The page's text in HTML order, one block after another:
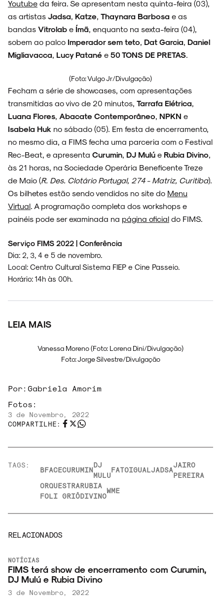
NOIZE RECORD CLUB
SOBRE
Youtube da feira. Se apresentam nesta quinta-feira (03),
as artistas Jadsa Katze Thaynara Barbosa e as
bandas Vitrolab e Ímã , enquanto na sexta-feira (04),
sobem ao palco Imperador sem teto Dat Garcia Daniel
Migliavacca Lucy Patané e 50 TONS DE PRETAS
(Foto: Vulgo Jr/Divulgação)
Fecham a série de showcases, com apresentações
transmitidas ao vivo de 20 minutos, Tarrafa Elétrica
Luana Flores Abacate Contemporâneo NPKN e
Isabela Huk no sábado (05). Em festa de encerramento,
no mesmo dia, a FIMS fecha uma parceria com o Festival
Rec-Beat, e apresenta Curumin DJ Mulú e Rubia Divino
às 21 horas, na Sociedade Operária Beneficente Treze
de Maio (R. Des. Clotário Portugal, 274 - Matriz, Curitiba).
Os bilhetes estão sendo vendidos no site do Menu
Virtual . A programação completa dos workshops e
painéis pode ser examinada na página oficial do FIMS.
Serviço FIMS 2022 | Conferência
Dia: 2, 3, 4 e 5 de novembro.
Local: Centro Cultural Sistema FIEP e Cine Passeio.
Horário: 14h às 00h.
LEIA MAIS
Vanessa Moreno (Foto: Lorena Dini/Divulgação)
Foto: Jorge Silvestre/Divulgação
Por: Gabriela Amorim
Fotos:
3 de Novembro, 2022
COMPARTILHE:
TAGS:
BFACECURUMIN
DJ
MULU
FATOIGUALJADSA
JAIRO
PEREIRA
ORQUESTRA
FOLI GRIÔ
RUBIA
DIVINO
WME
RELACIONADOS
NOTÍCIAS
FIMS terá show de encerramento com Curumin,
DJ Mulú e Rubia Divino
3 de Novembro, 2022